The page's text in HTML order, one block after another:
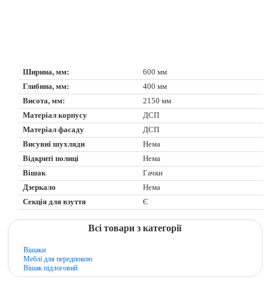
Ширина, мм:
600 мм
Глибина, мм:
400 мм
Висота, мм:
2150 мм
Матеріал корпусу
ДСП
Матеріал фасаду
ДСП
Висувні шухляди
Нема
Відкриті полиці
Нема
Вішак
Гачки
Дзеркало
Нема
Секція для взуття
Є
Всі товари з категорії
Вішаки
Меблі для передпокою
Вішак підлоговий